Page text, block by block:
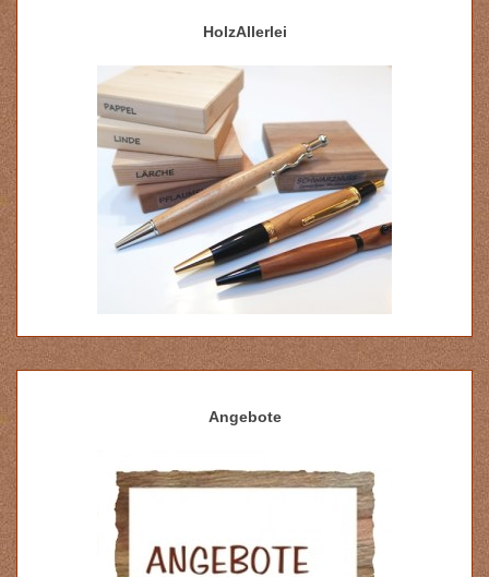
HolzAllerlei
Angebote